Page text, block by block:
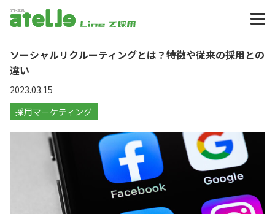
ソーシャルリクルーティングとは？特徴や従来の採用との
違い
2023.03.15
採用マーケティング